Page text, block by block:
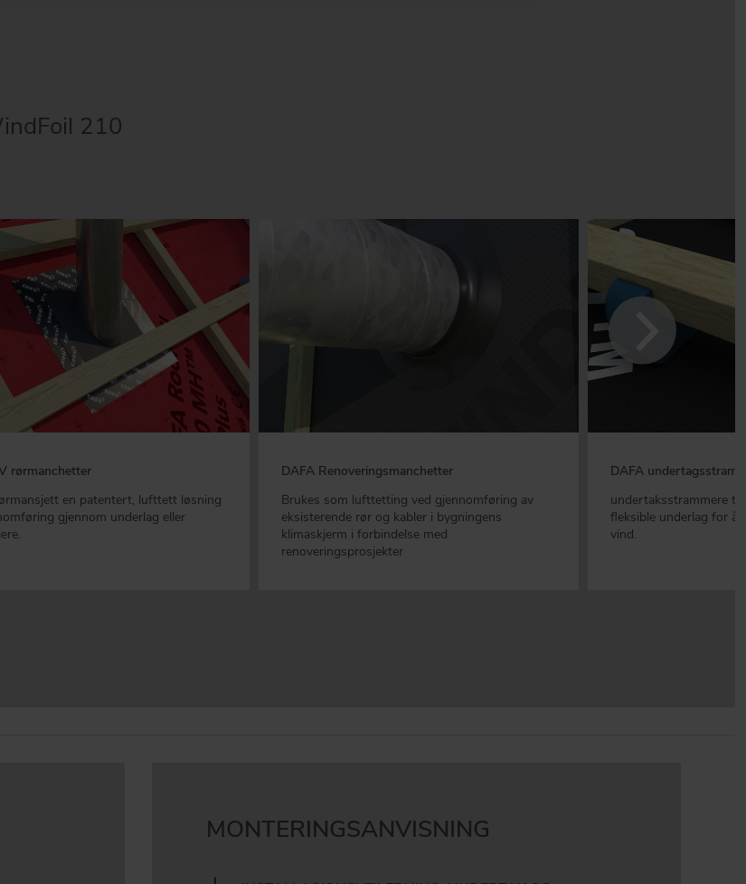
210
rørmanchetter
en patentert, lufttett løsning
gjennom underlag eller
DAFA Renoveringsmanchetter
Brukes som lufttetting ved gjennomføring av
eksisterende rør og kabler i bygningens
klimaskjerm i forbindelse med
renoveringsprosjekter
DAFA
undertaksstrammere til
fleksible underlag for å
vind.
MONTERINGSANVISNING